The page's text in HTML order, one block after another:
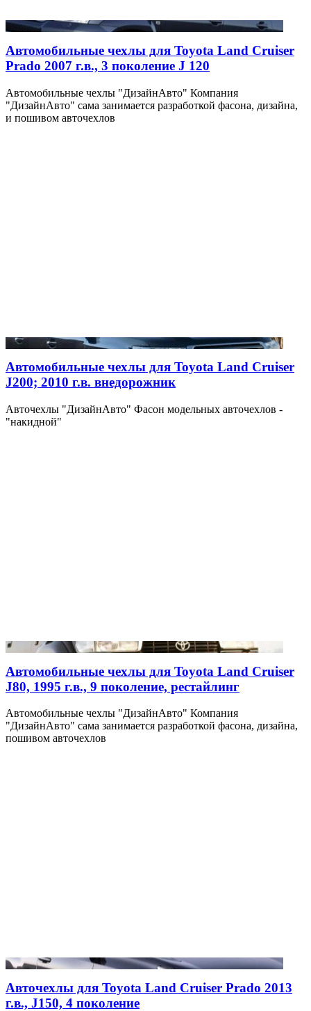
Автомобильные чехлы для Toyota Land Cruiser
Prado 2007 г.в., 3 поколение J 120
Автомобильные чехлы "ДизайнАвто" Компания
"ДизайнАвто" сама занимается разработкой фасона, дизайна,
и пошивом авточехлов
Автомобильные чехлы для Toyota Land Cruiser
J200; 2010 г.в. внедорожник
Авточехлы "ДизайнАвто" Фасон модельных авточехлов -
"накидной"
Автомобильные чехлы для Toyota Land Cruiser
J80, 1995 г.в., 9 поколение, рестайлинг
Автомобильные чехлы "ДизайнАвто" Компания
"ДизайнАвто" сама занимается разработкой фасона, дизайна,
пошивом авточехлов
Авточехлы для Toyota Land Cruiser Prado 2013
г.в., J150, 4 поколение